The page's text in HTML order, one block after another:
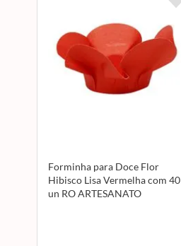
Forminha para Doce Flor
Hibisco Lisa Vermelha com 40
un RO ARTESANATO